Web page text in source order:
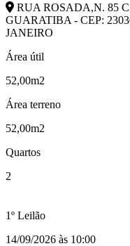
RUA ROSADA,N. 85
GUARATIBA - CEP:
JANEIRO
Área útil
52,00m2
Área terreno
52,00m2
Quartos
2
1º Leilão
14/09/2026 às 10:00